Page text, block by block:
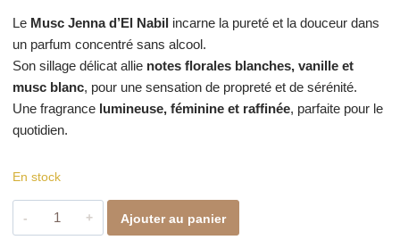
Le Musc Jenna d’El Nabilincarne la pureté et la douceur dans
un parfum concentré sans alcool.
Son sillage délicat allie notes florales blanches, vanille et
musc blanc, pour une sensation de propreté et de sérénité.
Une fragrance lumineuse, féminine et raffinée, parfaite pour le
quotidien.
En stock
quantité
de
Ajouter au panier